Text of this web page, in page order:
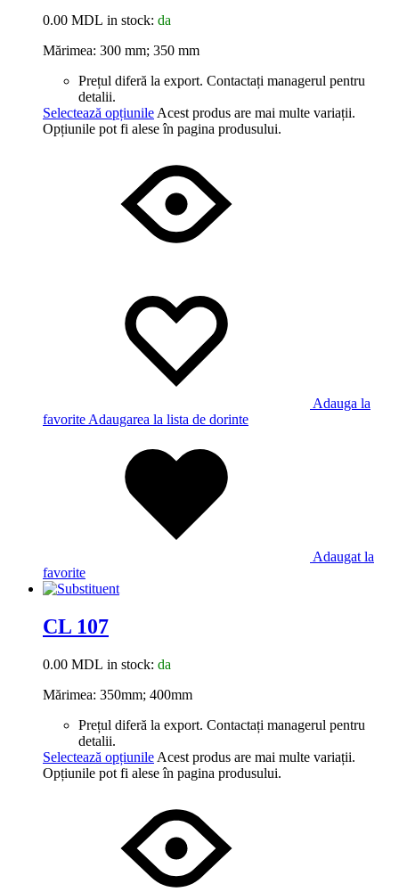
0.00 MDL in stock: da
Mărimea: 300 mm; 350 mm
Prețul diferă la export. Contactați managerul pentru
detalii.
Selectează opțiunile Acest produs are mai multe variații.
Opțiunile pot fi alese în pagina produsului.
Adauga la
favorite Adaugarea la lista de dorinte
Adaugat la
favorite
CL 107
0.00 MDL in stock: da
Mărimea: 350mm; 400mm
Prețul diferă la export. Contactați managerul pentru
detalii.
Selectează opțiunile Acest produs are mai multe variații.
Opțiunile pot fi alese în pagina produsului.